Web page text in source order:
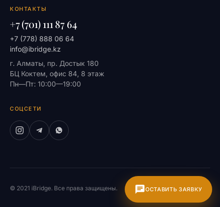
КОНТАКТЫ
+7 (701) 111 87 64
+7 (778) 888 06 64
info@ibridge.kz
г. Алматы, пр. Достык 180
БЦ Коктем, офис 84, 8 этаж
Пн—Пт: 10:00—19:00
СОЦСЕТИ
© 2021 iBridge. Все права защищены. На главную
ОСТАВИТЬ ЗАЯВКУ